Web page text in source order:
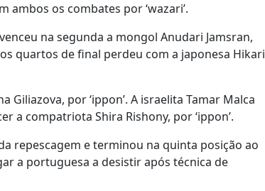
ambos os combates por ‘wazari’.
na segunda a mongol Anudari Jamsran,
quartos de final perdeu com a japonesa Hikari
por ‘ippon’. A israelita Tamar Malca
a compatriota Shira Rishony, por ‘ippon’.
repescagem e terminou na quinta posição ao
a portuguesa a desistir após técnica de